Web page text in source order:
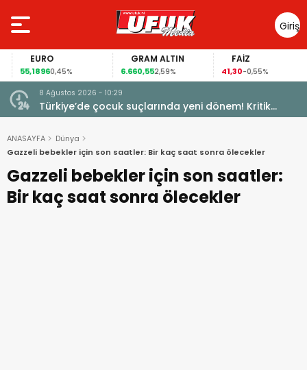
Giriş
Yap
EURO
55,18960,45%
GRAM ALTIN
6.660,552,59%
FAİZ
41,30-0,55%
8 Ağustos 2026 - 10:29
Türkiye’de çocuk suçlarında yeni dönem! Kritik
maddeler kabul edildi
ANASAYFA
Dünya
Gazzeli bebekler için son saatler: Bir kaç saat sonra ölecekler
Gazzeli bebekler için son saatler:
Bir kaç saat sonra ölecekler